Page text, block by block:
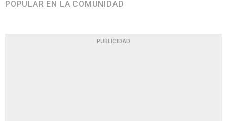
POPULAR EN LA COMUNIDAD
PUBLICIDAD